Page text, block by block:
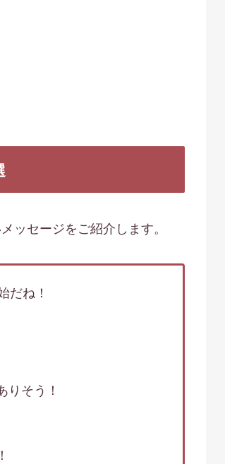
ッセージをご紹介します。
だね！
りそう！